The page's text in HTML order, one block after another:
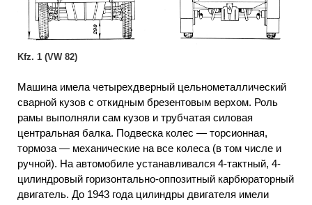
Kfz. 1 (VW 82)
Машина имела четырехдверный цельнометаллический
сварной кузов с откидным брезентовым верхом. Роль
рамы выполняли сам кузов и трубчатая силовая
центральная балка. Подвеска колес — торсионная,
тормоза — механические на все колеса (в том числе и
ручной). На автомобиле устанавливался 4-тактный, 4-
цилиндровый горизонтально-оппозитный карбюраторный
двигатель. До 1943 года цилиндры двигателя имели